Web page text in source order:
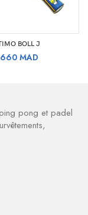
BOLL J
660 MAD
pong et padel